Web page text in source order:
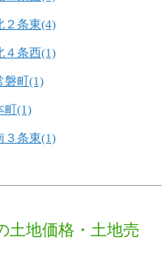
２条東(4)
４条西(1)
磐町(1)
町(1)
３条東(1)
土地価格・土地売